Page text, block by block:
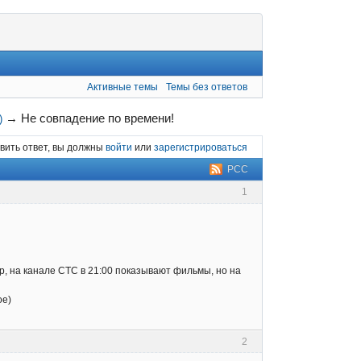
Активные темы Темы без ответов
→ Не совпадение по времени!
ответ, вы должны войти или зарегистрироваться
РСС
1
на канале СТС в 21:00 показывают фильмы, но на
2